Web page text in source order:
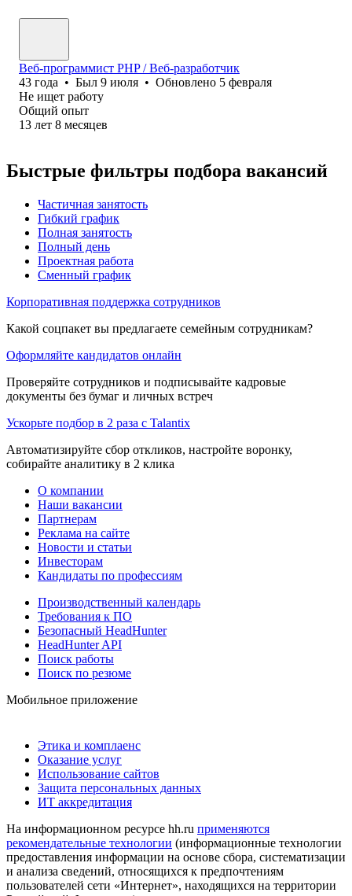
Веб-программист PHP / Веб-разработчик
43 года • Был 9 июля • Обновлено 5 февраля
Не ищет работу
Общий опыт
13 лет 8 месяцев
Быстрые фильтры подбора вакансий
Частичная занятость
Гибкий график
Полная занятость
Полный день
Проектная работа
Сменный график
Корпоративная поддержка сотрудников
Какой соцпакет вы предлагаете семейным сотрудникам?
Оформляйте кандидатов онлайн
Проверяйте сотрудников и подписывайте кадровые
документы без бумаг и личных встреч
Ускорьте подбор в 2 раза с Talantix
Автоматизируйте сбор откликов, настройте воронку,
собирайте аналитику в 2 клика
О компании
Наши вакансии
Партнерам
Реклама на сайте
Новости и статьи
Инвесторам
Кандидаты по профессиям
Производственный календарь
Требования к ПО
Безопасный HeadHunter
HeadHunter API
Поиск работы
Поиск по резюме
Мобильное приложение
Этика и комплаенс
Оказание услуг
Использование сайтов
Защита персональных данных
ИТ аккредитация
На информационном ресурсе hh.ru применяются
рекомендательные технологии (информационные технологии
предоставления информации на основе сбора, систематизации
и анализа сведений, относящихся к предпочтениям
пользователей сети «Интернет», находящихся на территории